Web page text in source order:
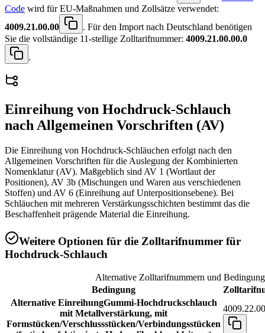
Code wird für EU-Maßnahmen und Zollsätze verwendet:
4009.21.00.00
. Für den Import nach Deutschland benötigen
Sie die vollständige 11-stellige Zolltarifnummer: 4009.21.00.00.0
.
Einreihung von Hochdruck-Schlauch
nach Allgemeinen Vorschriften (AV)
Die Einreihung von Hochdruck-Schläuchen erfolgt nach den
Allgemeinen Vorschriften für die Auslegung der Kombinierten
Nomenklatur (AV). Maßgeblich sind AV 1 (Wortlaut der
Positionen), AV 3b (Mischungen und Waren aus verschiedenen
Stoffen) und AV 6 (Einreihung auf Unterpositionsebene). Bei
Schläuchen mit mehreren Verstärkungsschichten bestimmt das die
Beschaffenheit prägende Material die Einreihung.
Weitere Optionen für die Zolltarifnummer für
Hochdruck-Schlauch
Alternative Zolltarifnummern und
Bedingung
Alternative EinreihungGummi-Hochdruckschlauch
mit Metallverstärkung, mit
Formstücken/Verschlussstücken/Verbindungsstücken